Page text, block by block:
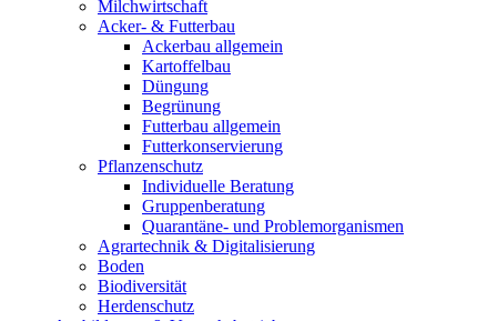
Milchwirtschaft
Acker- & Futterbau
Ackerbau allgemein
Kartoffelbau
Düngung
Begrünung
Futterbau allgemein
Futterkonservierung
Pflanzenschutz
Individuelle Beratung
Gruppenberatung
Quarantäne- und Problemorganismen
Agrartechnik & Digitalisierung
Boden
Biodiversität
Herdenschutz